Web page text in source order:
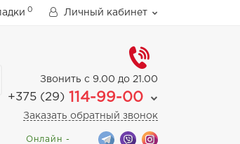
0 Личный кабинет
Звонить с 9.00 до 21.00
+375 (29) 114-99-00
Заказать обратный звонок
Онлайн -